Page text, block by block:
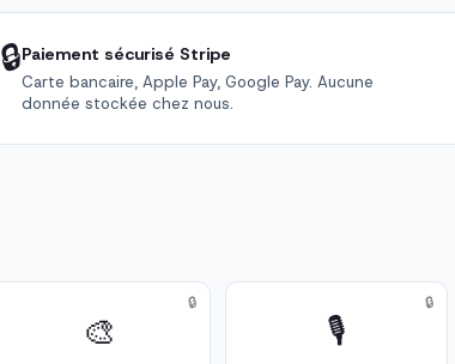
🔒Paiement sécurisé Stripe
Carte bancaire, Apple Pay, Google Pay. Aucune
donnée stockée chez nous.
🎨
🔒
🎙️
🔒